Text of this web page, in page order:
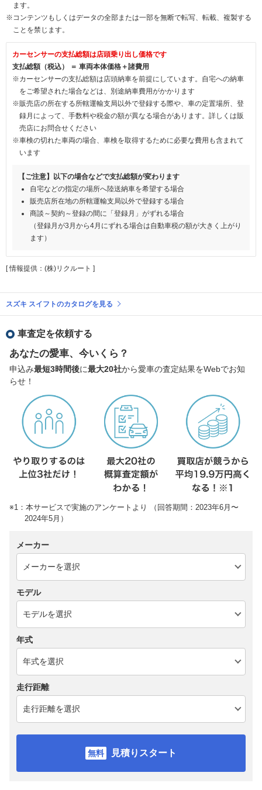
ます。
※コンテンツもしくはデータの全部または一部を無断で転写、転載、複製する
ことを禁じます。
カーセンサーの支払総額は店頭乗り出し価格です
支払総額（税込） ＝ 車両本体価格＋諸費用
※カーセンサーの支払総額は店頭納車を前提にしています。自宅への納車
をご希望された場合などは、別途納車費用がかかります
※販売店の所在する所轄運輸支局以外で登録する際や、車の定置場所、登
録月によって、手数料や税金の額が異なる場合があります。詳しくは販
売店にお問合せください
※車検の切れた車両の場合、車検を取得するために必要な費用も含まれて
います
【ご注意】以下の場合などで支払総額が変わります
自宅などの指定の場所へ陸送納車を希望する場合
販売店所在地の所轄運輸支局以外で登録する場合
商談～契約～登録の間に「登録月」がずれる場合
（登録月が3月から4月にずれる場合は自動車税の額が大きく上がり
ます）
[ 情報提供：(株)リクルート ]
スズキ スイフトのカタログを見る
車査定を依頼する
あなたの愛車、今いくら？
申込み最短3時間後に最大20社から愛車の査定結果をWebでお知
らせ！
※1：本サービスで実施のアンケートより （回答期間：2023年6月〜
2024年5月）
メーカー
モデル
年式
走行距離
見積りスタート